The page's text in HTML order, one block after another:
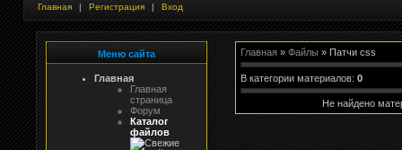
Главная | Регистрация | Вход
Меню сайта
Главная
Главная
страница
Форум
Каталог
файлов
Главная» Файлы » Патчи css
В категории материалов: 0
Не найдено